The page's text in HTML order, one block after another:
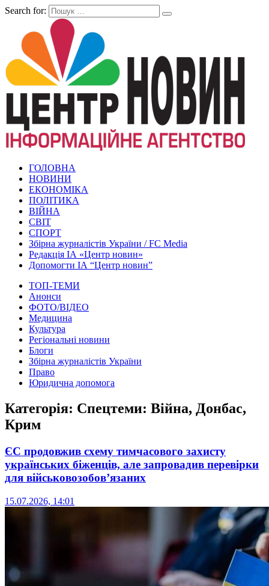
Search for:
ГОЛОВНА
НОВИНИ
ЕКОНОМІКА
ПОЛІТИКА
ВІЙНА
СВІТ
СПОРТ
Збірна журналістів України / FC Media
Редакція ІА «Центр новин»
Допомогти ІА “Центр новин”
ТОП-ТЕМИ
Анонси
ФОТО/ВІДЕО
Медицина
Культура
Регіональні новини
Блоги
Збірна журналістів України
Право
Юридична допомога
Категорія: Спецтеми: Війна, Донбас,
Крим
ЄС продовжив схему тимчасового захисту
українських біженців, але запровадив перевірки
для військовозобов’язаних
15.07.2026, 14:01